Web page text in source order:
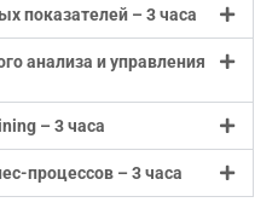
показателей – 3 часа
анализа и управления
– 3 часа
процессов – 3 часа